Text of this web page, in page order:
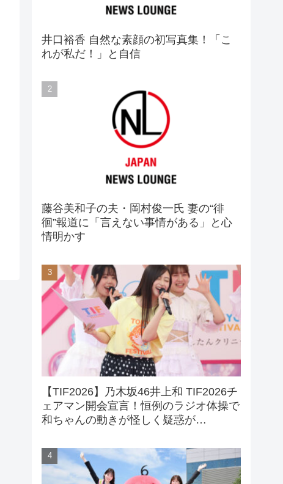
井口裕香 自然な素顔の初写真集！「こ
れが私だ！」と自信
藤谷美和子の夫・岡村俊一氏 妻の“徘
徊”報道に「言えない事情がある」と心
情明かす
【TIF2026】乃木坂46井上和 TIF2026チ
ェアマン開会宣言！恒例のラジオ体操で
和ちゃんの動きが怪しく疑惑が…